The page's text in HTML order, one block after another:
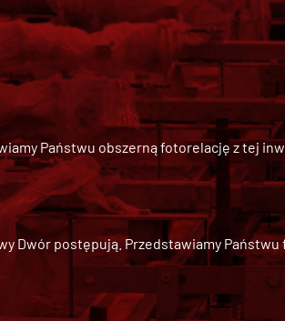
Państwu obszerną fotorelację z tej
Dwórpostępują. Przedstawiamy Państwu